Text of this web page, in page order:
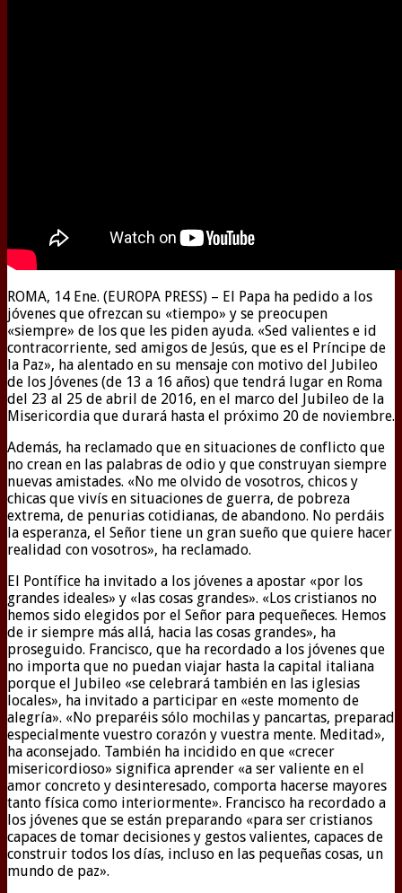
ROMA, 14 Ene. (EUROPA PRESS) – El Papa ha pedido a los
jóvenes que ofrezcan su «tiempo» y se preocupen
«siempre» de los que les piden ayuda. «Sed valientes e id
contracorriente, sed amigos de Jesús, que es el Príncipe de
la Paz», ha alentado en su mensaje con motivo del Jubileo
de los Jóvenes (de 13 a 16 años) que tendrá lugar en Roma
del 23 al 25 de abril de 2016, en el marco del Jubileo de la
Misericordia que durará hasta el próximo 20 de noviembre.
Además, ha reclamado que en situaciones de conflicto que
no crean en las palabras de odio y que construyan siempre
nuevas amistades. «No me olvido de vosotros, chicos y
chicas que vivís en situaciones de guerra, de pobreza
extrema, de penurias cotidianas, de abandono. No perdáis
la esperanza, el Señor tiene un gran sueño que quiere hacer
realidad con vosotros», ha reclamado.
El Pontífice ha invitado a los jóvenes a apostar «por los
grandes ideales» y «las cosas grandes». «Los cristianos no
hemos sido elegidos por el Señor para pequeñeces. Hemos
de ir siempre más allá, hacia las cosas grandes», ha
proseguido. Francisco, que ha recordado a los jóvenes que
no importa que no puedan viajar hasta la capital italiana
porque el Jubileo «se celebrará también en las iglesias
locales», ha invitado a participar en «este momento de
alegría». «No preparéis sólo mochilas y pancartas, preparad
especialmente vuestro corazón y vuestra mente. Meditad»,
ha aconsejado. También ha incidido en que «crecer
misericordioso» significa aprender «a ser valiente en el
amor concreto y desinteresado, comporta hacerse mayores
tanto física como interiormente». Francisco ha recordado a
los jóvenes que se están preparando «para ser cristianos
capaces de tomar decisiones y gestos valientes, capaces de
construir todos los días, incluso en las pequeñas cosas, un
mundo de paz».